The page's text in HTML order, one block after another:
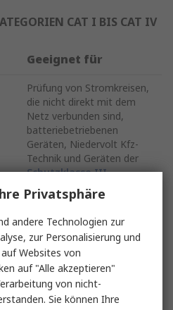
CAT I BIS CAT IV
Geeignet für
Prüfung von Stromkreisen,
die nicht direkt mit dem
Netz verbunden sind,
batteriebetriebenen
Geräten, Niedervolt Kfz-
Technik und Geräten der
Schutzklasse III
Prüfung von Stromkreisen,
Niederspannungsanlagen
angeschlossen sind.
Beispiele sind
Haushaltsgeräte und
kleinere tragbare
Werkzeuge
Privatsphäre
andere Technologien zur
zur Personalisierung und
Websites von
auf "Alle akzeptieren"
von nicht-
Sie können Ihre